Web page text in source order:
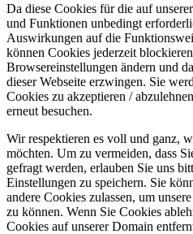
Da diese Cookies für die auf
und Funktionen unbedingt
Auswirkungen auf die
können Cookies jederzeit
Browsereinstellungen ändern und
dieser Webseite erzwingen. Sie
Cookies zu akzeptieren /
erneut besuchen.
Wir respektieren es voll und ganz,
möchten. Um zu vermeiden, dass
gefragt werden, erlauben Sie uns
Einstellungen zu speichern. Sie
andere Cookies zulassen, um
zu können. Wenn Sie Cookies
Cookies auf unserer Domain